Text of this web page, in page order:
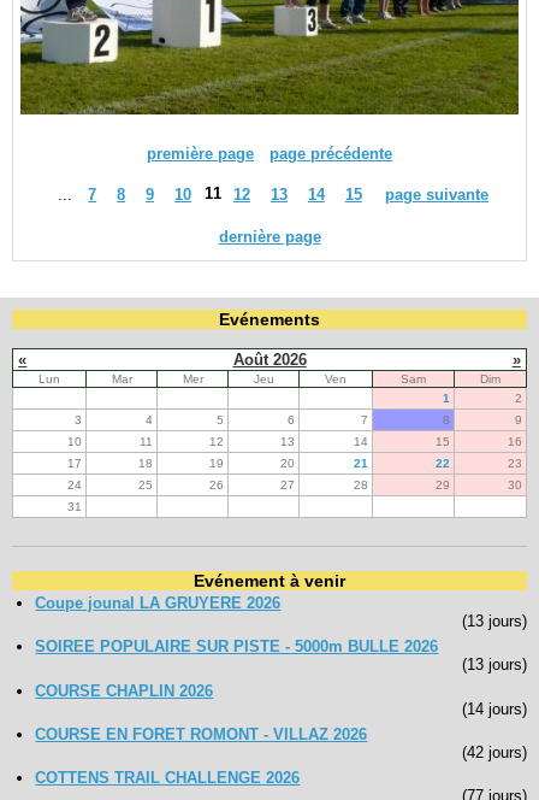
première page page précédente
... 7 8 9 10 11 12 13 14 15 page suivante
dernière page
Evénements
« Août 2026 »
Lun Mar Mer Jeu Ven Sam
Dim
1
2
3
4 5 6 7 8
9
10
11 12 13 14 15
16
17
18 19 20 21 22
23
24
25 26 27 28 29
30
31
Evénement à venir
Coupe jounal LA GRUYERE 2026
(13 jours)
SOIREE POPULAIRE SUR PISTE - 5000m BULLE 2026
(13 jours)
COURSE CHAPLIN 2026
(14 jours)
COURSE EN FORET ROMONT - VILLAZ 2026
(42 jours)
COTTENS TRAIL CHALLENGE 2026
(77 jours)